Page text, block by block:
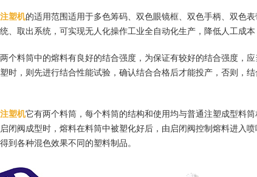
塑机的适用范围适用于多色筹码、双色眼镜框、双色手柄、双色
、取出系统，可实现无人化操作工业全自动化生产，降低人工成
个料筒中的熔料有良好的结合强度，为保证有较好的结合强度，
时，则先进行结合性能试验，确认结合合格后才能投产，否则，
塑机它有两个料筒，每个料筒的结构和使用均与普通注塑成型料
闭阀成型时，熔料在料筒中被塑化好后，由启闭阀控制熔料进入
到各种混色效果不同的塑料制品。